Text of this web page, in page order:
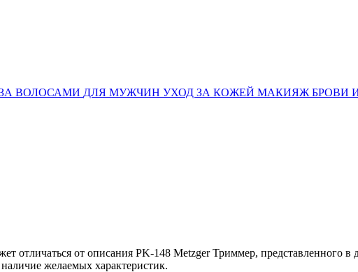
ВОЛОСАМИ ДЛЯ МУЖЧИН УХОД ЗА КОЖЕЙ МАКИЯЖ БРОВИ
отличаться от описания PK-148 Metzger Триммер, представленного в
желаемых характеристик.